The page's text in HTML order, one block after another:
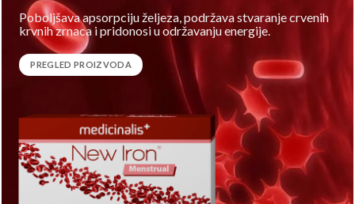
Poboljšava apsorpciju željeza, podržava stvaranje crvenih
krvnih zrnaca i pridonosi u održavanju energije.
PREGLED PROIZVODA